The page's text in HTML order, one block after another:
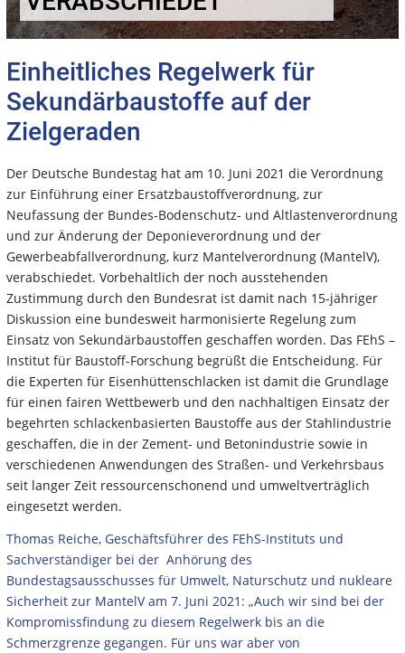
Einheitliches Regelwerk für
Sekundärbaustoffe auf der
Zielgeraden
Der Deutsche Bundestag hat am 10. Juni 2021 die Verordnung
zur Einführung einer Ersatzbaustoffverordnung, zur
Neufassung der Bundes-Bodenschutz- und Altlastenverordnung
und zur Änderung der Deponieverordnung und der
Gewerbeabfallverordnung, kurz Mantelverordnung (MantelV),
verabschiedet. Vorbehaltlich der noch ausstehenden
Zustimmung durch den Bundesrat ist damit nach 15-jähriger
Diskussion eine bundesweit harmonisierte Regelung zum
Einsatz von Sekundärbaustoffen geschaffen worden. Das FEhS –
Institut für Baustoff-Forschung begrüßt die Entscheidung. Für
die Experten für Eisenhüttenschlacken ist damit die Grundlage
für einen fairen Wettbewerb und den nachhaltigen Einsatz der
begehrten schlackenbasierten Baustoffe aus der Stahlindustrie
geschaffen, die in der Zement- und Betonindustrie sowie in
verschiedenen Anwendungen des Straßen- und Verkehrsbaus
seit langer Zeit ressourcenschonend und umweltverträglich
eingesetzt werden.
Thomas Reiche, Geschäftsführer des FEhS-Instituts und
Sachverständiger bei der Anhörung des
Bundestagsausschusses für Umwelt, Naturschutz und nukleare
Sicherheit zur MantelV am 7. Juni 2021: „Auch wir sind bei der
Kompromissfindung zu diesem Regelwerk bis an die
Schmerzgrenze gegangen. Für uns war aber von